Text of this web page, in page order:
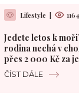
Lifestyle
Jedete letos k
rodina nechá v
přes 2 000 Kč za
ČÍST DÁLE